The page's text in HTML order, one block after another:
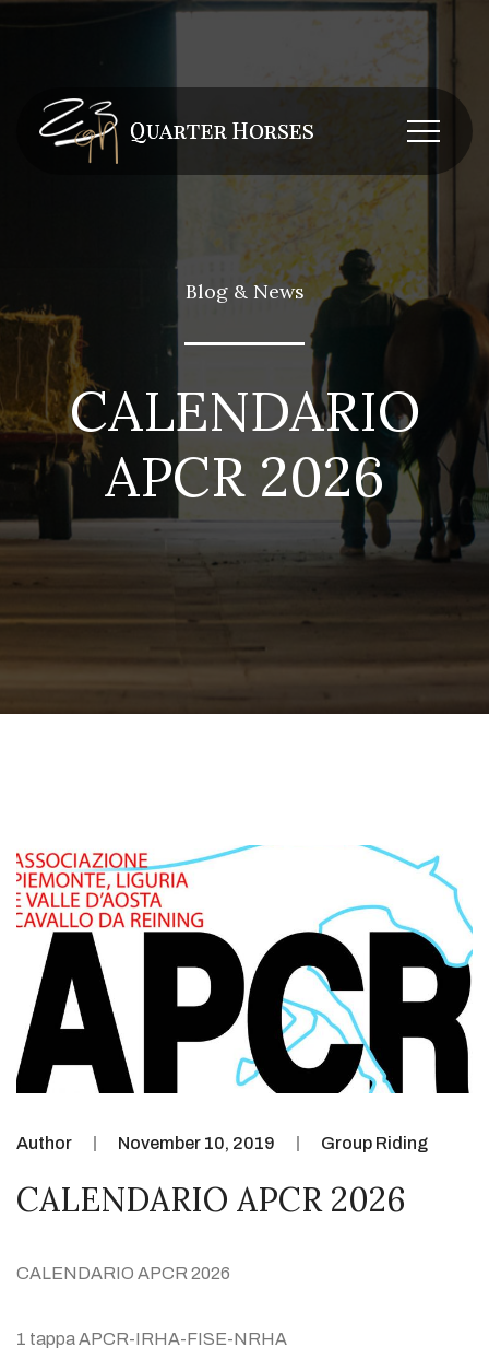
Blog & News
CALENDARIO
APCR 2026
Author November 10, 2019 Group Riding
CALENDARIO APCR 2026
CALENDARIO APCR 2026
1 tappa APCR-IRHA-FISE-NRHA